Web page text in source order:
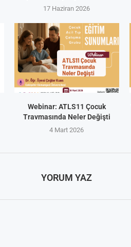
17 Haziran 2026
Webinar: ATLS11 Çocuk
Travmasında Neler Değişti
4 Mart 2026
YORUM YAZ